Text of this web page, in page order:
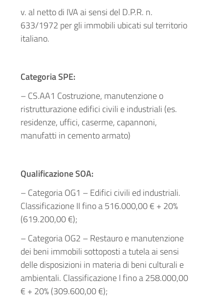
v. al netto di IVA ai sensi del D.P.R. n.
633/1972 per gli immobili ubicati sul territorio
italiano.
Categoria SPE:
– CS.AA1 Costruzione, manutenzione o
ristrutturazione edifici civili e industriali (es.
residenze, uffici, caserme, capannoni,
manufatti in cemento armato)
Qualificazione SOA:
– Categoria OG1 – Edifici civili ed industriali.
Classificazione II fino a 516.000,00 € + 20%
(619.200,00 €);
– Categoria OG2 – Restauro e manutenzione
dei beni immobili sottoposti a tutela ai sensi
delle disposizioni in materia di beni culturali e
ambientali. Classificazione I fino a 258.000,00
€ + 20% (309.600,00 €);